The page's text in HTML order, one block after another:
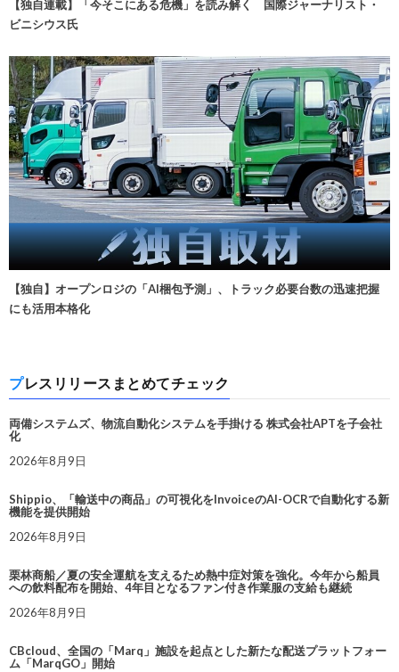
【独自連載】「今そこにある危機」を読み解く 国際ジャーナリスト・
ビニシウス氏
【独自】オープンロジの「AI梱包予測」、トラック必要台数の迅速把握
にも活用本格化
プレスリリースまとめてチェック
両備システムズ、物流自動化システムを手掛ける 株式会社APTを子会社
化
2026年8月9日
Shippio、「輸送中の商品」の可視化をInvoiceのAI-OCRで自動化する新
機能を提供開始
2026年8月9日
栗林商船／夏の安全運航を支えるため熱中症対策を強化。今年から船員
への飲料配布を開始、4年目となるファン付き作業服の支給も継続
2026年8月9日
CBcloud、全国の「Marq」施設を起点とした新たな配送プラットフォー
ム「MarqGO」開始